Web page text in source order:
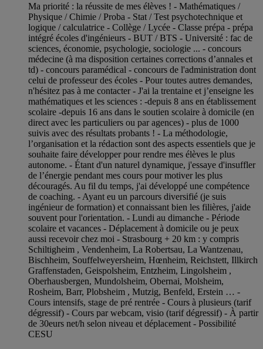
Ma priorité : la réussite de mes élèves ! - Mathématiques /
Physique / Chimie / Proba - Stat / Test psychotechnique et
logique / calculatrice - Collège / Lycée - Classe prépa - prépa
intégré écoles d'ingénieurs - BUT / BTS - Université : fac de
sciences, économie, psychologie, sociologie ... - concours
médecine (à ma disposition certaines corrections d’annales et
td) - concours paramédical - concours de l'administration dont
celui de professeur des écoles - Pour toutes autres demandes,
n'hésitez pas à me contacter - J'ai la trentaine et j’enseigne les
mathématiques et les sciences : -depuis 8 ans en établissement
scolaire -depuis 16 ans dans le soutien scolaire à domicile (en
direct avec les particuliers ou par agences) - plus de 1000
suivis avec des résultats probants ! - La méthodologie,
l’organisation et la rédaction sont des aspects essentiels que je
souhaite faire développer pour rendre mes élèves le plus
autonome. - Étant d'un naturel dynamique, j'essaye d'insuffler
de l’énergie pendant mes cours pour motiver les plus
découragés. Au fil du temps, j'ai développé une compétence
de coaching. - Ayant eu un parcours diversifié (je suis
ingénieur de formation) et connaissant bien les filières, j'aide
souvent pour l'orientation. - Lundi au dimanche - Période
scolaire et vacances - Déplacement à domicile ou je peux
aussi recevoir chez moi - Strasbourg + 20 km : y compris
Schiltigheim , Vendenheim, La Robertsau, La Wantzenau,
Bischheim, Souffelweyersheim, Hœnheim, Reichstett, Illkirch
Graffenstaden, Geispolsheim, Entzheim, Lingolsheim ,
Oberhausbergen, Mundolsheim, Obernai, Molsheim,
Rosheim, Barr, Plobsheim , Mutzig, Benfeld, Erstein … -
Cours intensifs, stage de pré rentrée - Cours à plusieurs (tarif
dégressif) - Cours par webcam, visio (tarif dégressif) - À partir
de 30eurs net/h selon niveau et déplacement - Possibilité
CESU